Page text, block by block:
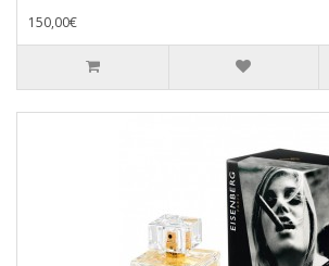
150,00€